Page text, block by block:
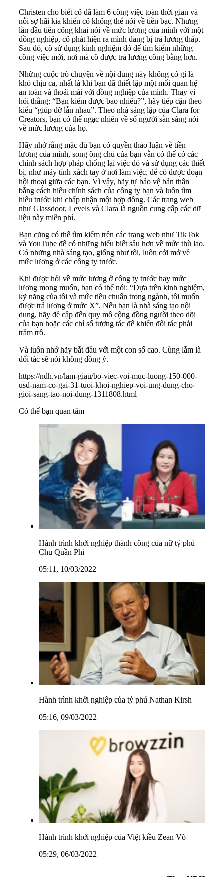
Christen cho biết cô đã làm 6 công việc toàn thời gian và
nỗi sợ hãi kia khiến cô không thể nói về tiền bạc. Nhưng
lần đầu tiên công khai nói về mức lương của mình với một
đồng nghiệp, cô phát hiện ra mình đang bị trả lương thấp.
Sau đó, cô sử dụng kinh nghiệm đó để tìm kiếm những
công việc mới, nơi mà cô được trả lương công bằng hơn.
Những cuộc trò chuyện về nội dung này không có gì là
khó chịu cả, nhất là khi bạn đã thiết lập một mối quan hệ
an toàn và thoải mái với đồng nghiệp của mình. Thay vì
hỏi thẳng: “Bạn kiếm được bao nhiêu?”, hãy tiếp cận theo
kiểu “giúp đỡ lẫn nhau”. Theo nhà sáng lập của Clara for
Creators, bạn có thể ngạc nhiên về số người sẵn sàng nói
về mức lương của họ.
Hãy nhớ rằng mặc dù bạn có quyền thảo luận về tiền
lương của mình, song ông chủ của bạn vẫn có thể có các
chính sách hợp pháp chống lại việc đó và sử dụng các thiết
bị, như máy tính xách tay ở nơi làm việc, để có được đoạn
hội thoại giữa các bạn. Vì vậy, hãy tự bảo vệ bản thân
bằng cách hiểu chính sách của công ty bạn và luôn tìm
hiểu trước khi chấp nhận một hợp đồng. Các trang web
như Glassdoor, Levels và Clara là nguồn cung cấp các dữ
liệu này miễn phí.
Bạn cũng có thể tìm kiếm trên các trang web như TikTok
và YouTube để có những hiểu biết sâu hơn về mức thù lao.
Có những nhà sáng tạo, giống như tôi, luôn cởi mở về
mức lương ở các công ty trước.
Khi được hỏi về mức lương ở công ty trước hay mức
lương mong muốn, bạn có thể nói: “Dựa trên kinh nghiệm,
kỹ năng của tôi và mức tiêu chuẩn trong ngành, tôi muốn
được trả lương ở mức X”. Nếu bạn là nhà sáng tạo nội
dung, hãy đề cập đến quy mô cộng đồng người theo dõi
của bạn hoặc các chỉ số tương tác để khiến đối tác phải
trầm trồ.
Và luôn nhớ hãy bắt đầu với một con số cao. Cùng lắm là
đối tác sẽ nói không đồng ý.
https://ndh.vn/lam-giau/bo-viec-voi-muc-luong-150-000-
usd-nam-co-gai-31-tuoi-khoi-nghiep-voi-ung-dung-cho-
gioi-sang-tao-noi-dung-1311808.html
Có thể bạn quan tâm
Hành trình khởi nghiệp thành công của nữ tỷ phú
Chu Quần Phi
05:11, 10/03/2022
Hành trình khởi nghiệp của tỷ phú Nathan Kirsh
05:16, 09/03/2022
Hành trình khởi nghiệp của Việt kiều Zean Võ
05:29, 06/03/2022